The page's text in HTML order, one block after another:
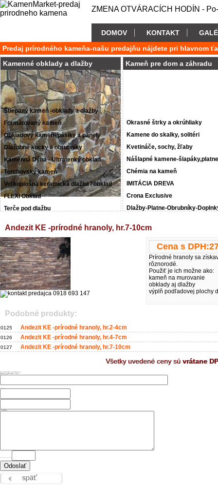
ZMENA OTVÁRACÍCH HODÍN -
DOMOV KONTAKT
Predaj prírodného kameňa-našu predajňu nájdete pri hlavnom
Kamenné obklady a dlažby
Štiepaný kameň -obklady a dlažby
Formátovaný kameň
Obkladový kameň- pásiky a panely
Dlažobné kocky a obrubníky
Kamenná Dýha - Ultratenký obklad
Terchovský kameň
Veľkoplošná keramická dlažba / obklad
FLEXI Obklad
Terče pod dlažbu
Kameň pre dom a záhradu
Okrasné štrky a okrúhliaky
Kamene do skalky, solitéri
Kvetináče, sochy, žľaby
Nášlapné kamene-šlapáky,platne
Chémia na kameň
IMITÁCIA DREVA
Crona Exclusive
Dlažby-Platne-Obrubníky-
Andezit KE -prírodné hranoly, hr.7-10cm
Cena s DPH:
Prírodné hranoly sa
rôznorodé.
Použiť je ich možne ako:
kameň na murovanie
obklady aj dlažby
výplň podľadovej plochy
Podobné produkty:
0125 Andezit KE -prírodné hranoly, hr.2-4cm
0126 Andezit KE -prírodné hranoly, hr.4-7cm
0127 Andezit KE -prírodné hranoly, hr.7-10cm
Všetky uvedené ceny sú vrátane
Máte otázku ohľadom tovaru? Napíšte nám
Andezit KE -prírodné hranoly, hr.7-10cm
Vaša požiadavka